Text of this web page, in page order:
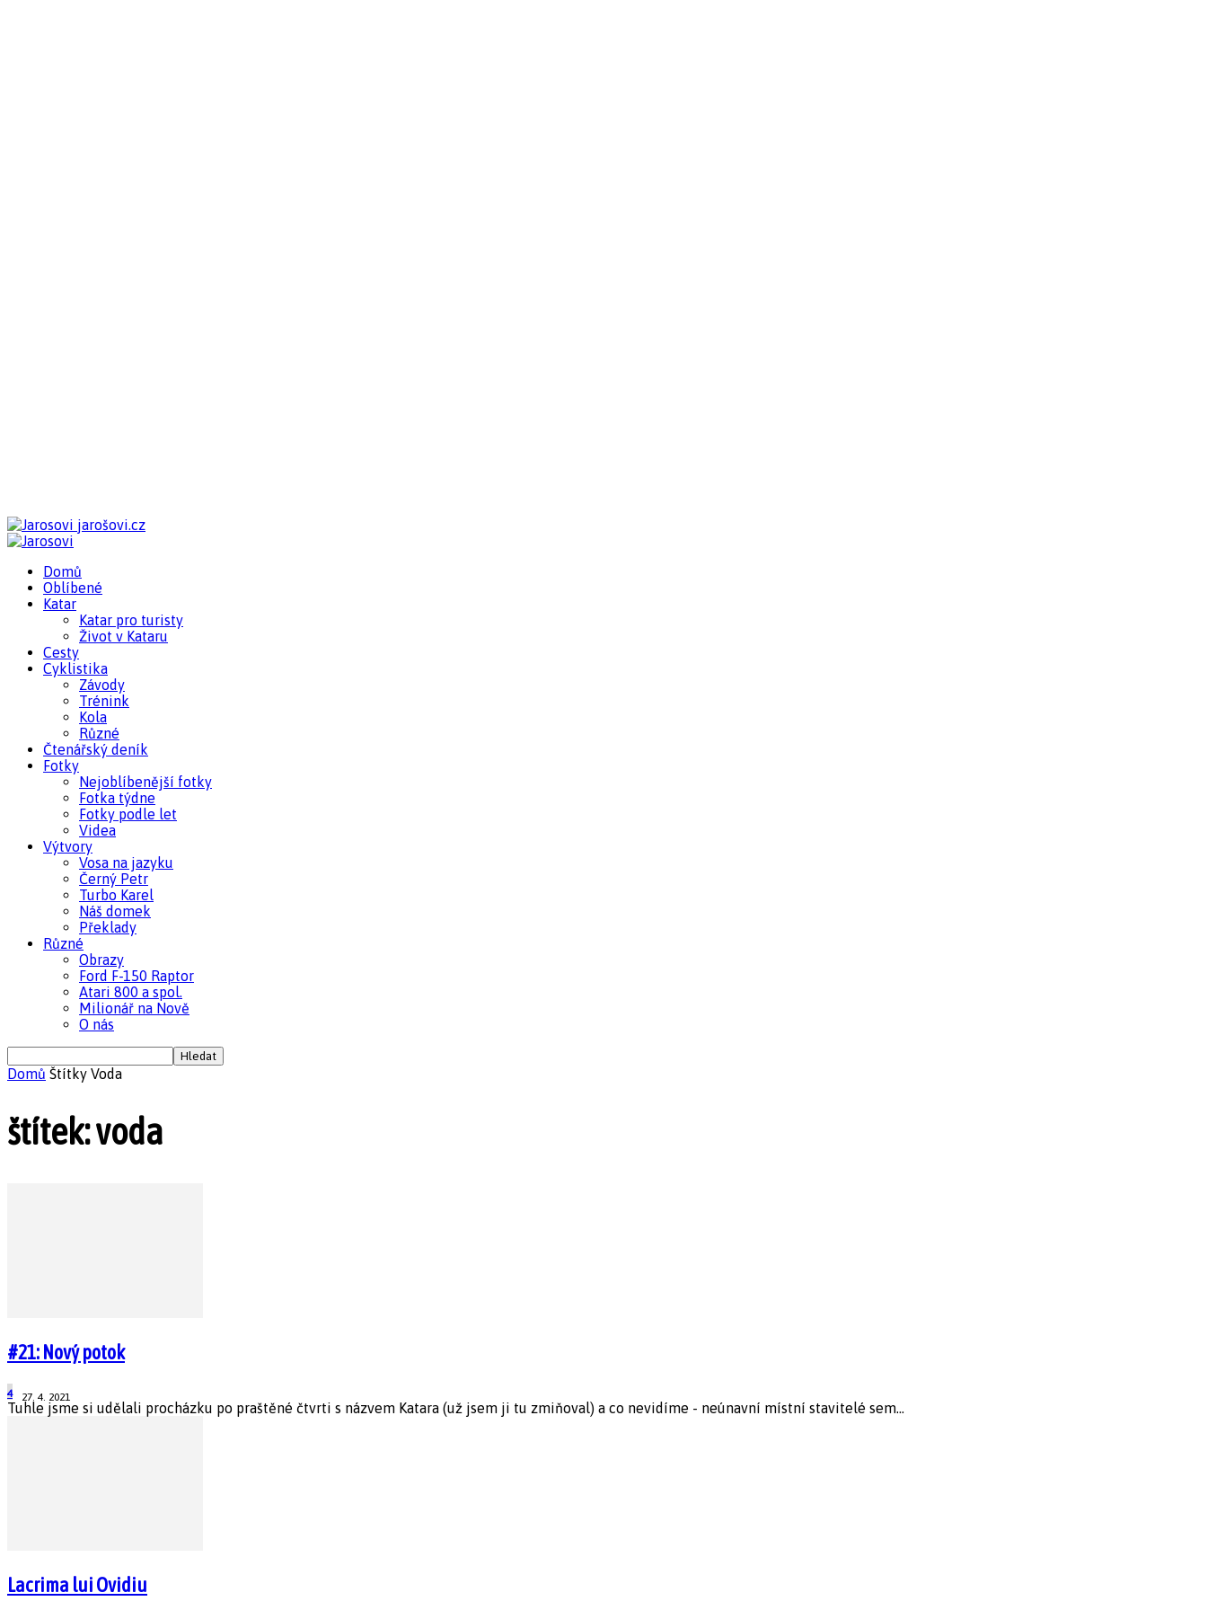
jarošovi.cz
Domů
Oblíbené
Katar
Katar pro turisty
Život v Kataru
Cesty
Cyklistika
Závody
Trénink
Kola
Různé
Čtenářský deník
Fotky
Nejoblíbenější fotky
Fotka týdne
Fotky podle let
Videa
Výtvory
Vosa na jazyku
Černý Petr
Turbo Karel
Náš domek
Překlady
Různé
Obrazy
Ford F-150 Raptor
Atari 800 a spol.
Milionář na Nově
O nás
Domů Štítky Voda
štítek: voda
#21: Nový potok
27. 4. 2021
4
Tuhle jsme si udělali procházku po praštěné čtvrti s názvem Katara (už jsem ji tu zmiňoval) a co nevidíme - neúnavní místní stavitelé sem...
Lacrima lui Ovidiu